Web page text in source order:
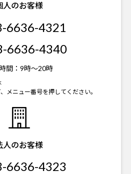
人のお客様
6636-4321
6636-4340
間： 9時～20時
メニュー番号を押してください。
人のお客様
6636-4323